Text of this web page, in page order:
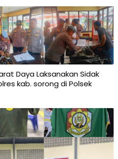
Daya Laksanakan Sidak
kab. sorong di Polsek